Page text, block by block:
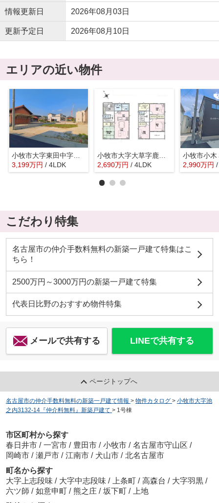
情報更新日 2026年08月03日
更新予定日 2026年08月10日
エリアの近い物件
小牧市大字東田中字北屋敷2633『仲介料無料』新築戸建て
3,199万円 / 4LDK
小牧市大字大草字鹿見ケ根5785-578『仲介料無料』新築戸建て
2,690万円 / 4LDK 2,990万円
こだわり特集
名古屋市の仲介手数料無料の新築一戸建て特集はこ
ちら！
2500万円～3000万円の新築一戸建て特集
代表日比野のおすすめ物件特集
メールで共有する LINEで共有する
ページトップへ
名古屋市の仲介手数料無料の新築一戸建て情報 > 物件カタログ > 小牧市大字池
之内3132-14『仲介料無料』新築戸建て > 1号棟
市区町村から探す
春日井市 / 一宮市 / 豊田市 / 小牧市 / 名古屋市守山区 /
岡崎市 / 瀬戸市 / 江南市 / 犬山市 / 北名古屋市
町名から探す
大字上志段味 / 大字中志段味 / 上条町 / 高森台 / 大字羽黒 /
六ツ師 / 如意申町 / 熊之庄 / 坂下町 /
上地